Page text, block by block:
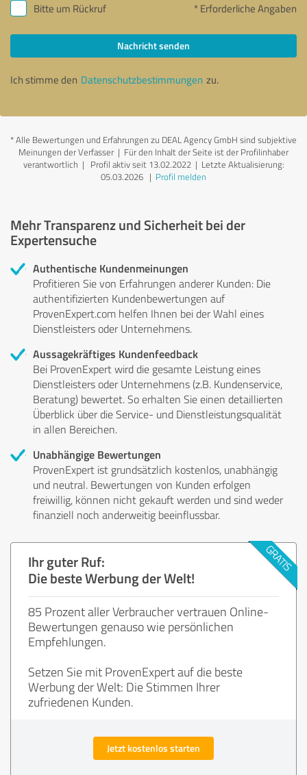
Bitte um Rückruf * Erforderliche Angaben
Nachricht senden
Ich stimme den Datenschutzbestimmungen zu.
*Alle Bewertungen und Erfahrungen zu DEAL Agency GmbH sind subjektive
Meinungen der Verfasser | Für den Inhalt der Seite ist der Profilinhaber
verantwortlich | Profil aktiv seit 13.02.2022 | Letzte Aktualisierung:
05.03.2026 | Profil melden
Mehr Transparenz und Sicherheit bei der
Expertensuche
Authentische Kundenmeinungen
Profitieren Sie von Erfahrungen anderer Kunden: Die
authentifizierten Kundenbewertungen auf
ProvenExpert.com helfen Ihnen bei der Wahl eines
Dienstleisters oder Unternehmens.
Aussagekräftiges Kundenfeedback
Bei ProvenExpert wird die gesamte Leistung eines
Dienstleisters oder Unternehmens (z.B. Kundenservice,
Beratung) bewertet. So erhalten Sie einen detaillierten
Überblick über die Service- und Dienstleistungsqualität
in allen Bereichen.
Unabhängige Bewertungen
ProvenExpert ist grundsätzlich kostenlos, unabhängig
und neutral. Bewertungen von Kunden erfolgen
freiwillig, können nicht gekauft werden und sind weder
finanziell noch anderweitig beeinflussbar.
Ihr guter Ruf:
Die beste Werbung der Welt!
85 Prozent aller Verbraucher vertrauen Online-
Bewertungen genauso wie persönlichen
Empfehlungen.
Setzen Sie mit ProvenExpert auf die beste
Werbung der Welt: Die Stimmen Ihrer
zufriedenen Kunden.
Jetzt kostenlos starten